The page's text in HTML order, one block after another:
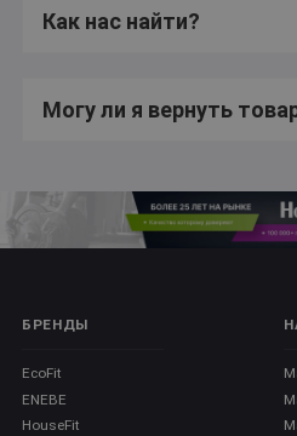
Как нас найти?
Могу ли я вернуть
БРЕНДЫ
EcoFit
ENEBE
HouseFit